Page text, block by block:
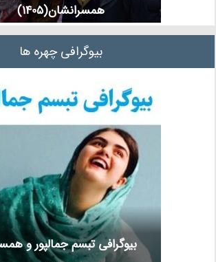
همسرانشان(1405)
بیوگرافی چهره ها
بیوگرافی تبسم جمالپور و